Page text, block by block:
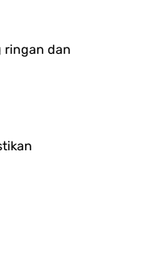
ringan dan